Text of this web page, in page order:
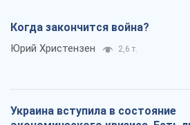
Когда закончится война?
Юрий Христензен 2,6 т.
Украина вступила в состояние